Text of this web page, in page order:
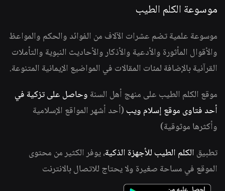
موسوعة الكلم الطيب
موسوعة علمية تضم عشرات الآلاف من الفوائد والحكم والمواعظ
والأقوال المأثورة والأدعية والأذكار والأحاديث النبوية والتأملات
القرآنية بالإضافة لمئات المقالات في المواضيع الإيمانية المتنوعة.
موقع الكلم الطيب على منهج أهل السنة وحاصل على تزكية في
أحد فتاوى موقع إسلام ويب (أحد أشهر المواقع الإسلامية
وأكثرها موثوقية)
تطبيق الكلم الطيب للأجهزة الذكية، يوفر الكثير من محتوى
الموقع في مساحة صغيرة ولا يحتاج للاتصال بالانترنت